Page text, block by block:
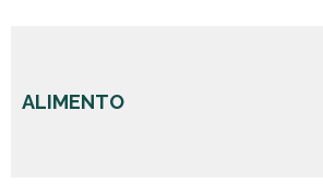
ALIMENTO